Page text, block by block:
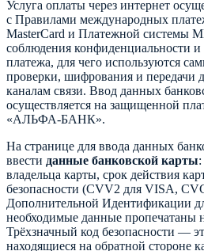
Услуга оплаты через интернет
с Правилами международных
MasterCard и Платежной системы
соблюдения конфиденциальности и
платежа, для чего используются
проверки, шифрования и передачи
каналам связи. Ввод данных
осуществляется на защищенной
«АЛЬФА-БАНК».
На странице для ввода данных
ввести данные банковской карты
владельца карты, срок действия
безопасности (CVV2 для VISA,
Дополнительной Идентификации
необходимые данные пропечатаны
Трёхзначный код безопасности —
находящиеся на обратной стороне